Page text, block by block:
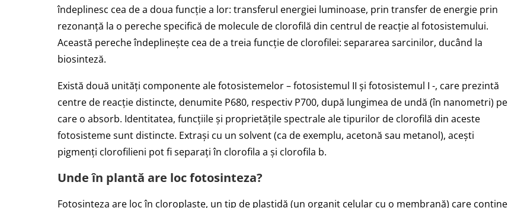
îndeplinesc cea de a doua funcție a lor: transferul energiei luminoase, prin transfer de energie prin
rezonanță la o pereche specifică de molecule de clorofilă din centrul de reacție al fotosistemului.
Această pereche îndeplinește cea de a treia funcție de clorofilei: separarea sarcinilor, ducând la
biosinteză.
Există două unități componente ale fotosistemelor – fotosistemul II și fotosistemul I -, care prezintă
centre de reacție distincte, denumite P680, respectiv P700, după lungimea de undă (în nanometri) pe
care o absorb. Identitatea, funcțiile și proprietățile spectrale ale tipurilor de clorofilă din aceste
fotosisteme sunt distincte. Extrași cu un solvent (ca de exemplu, acetonă sau metanol), acești
pigmenți clorofilieni pot fi separați în clorofila a și clorofila b.
Unde în plantă are loc fotosinteza?
Fotosinteza are loc în cloroplaste, un tip de plastidă (un organit celular cu o membrană) care conține